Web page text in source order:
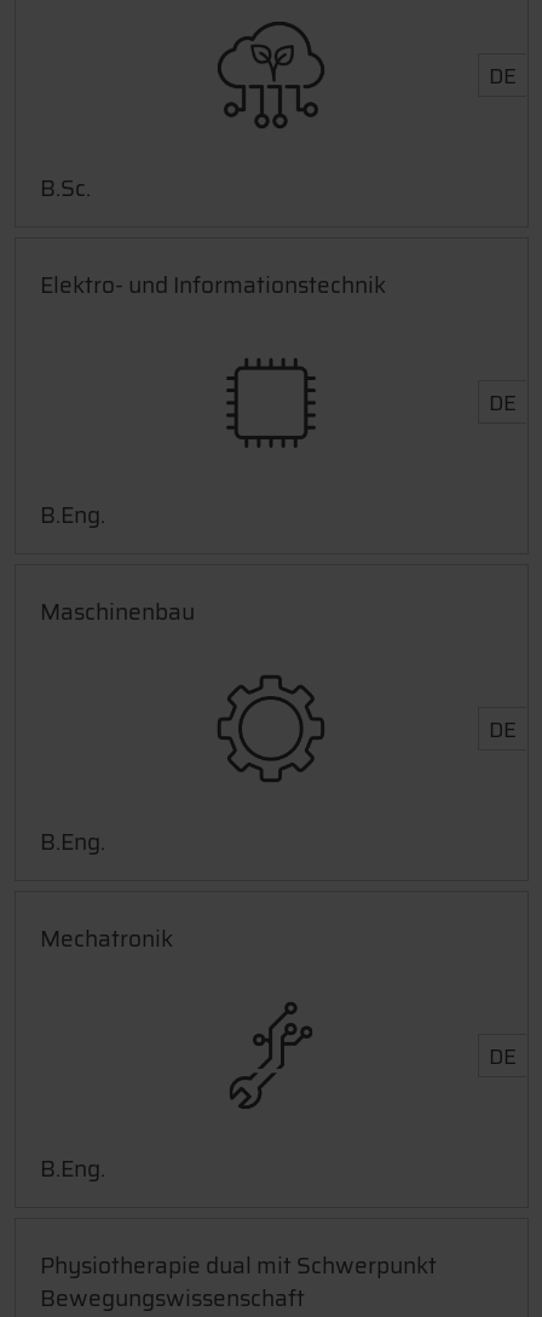
DE
B.Sc.
Elektro- und Informationstechnik
DE
B.Eng.
Maschinenbau
DE
B.Eng.
Mechatronik
DE
B.Eng.
Physiotherapie dual mit Schwerpunkt
Bewegungswissenschaft